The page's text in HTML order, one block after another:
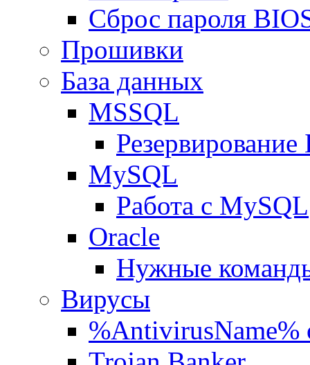
Сброс пароля
Прошивки
База данных
MSSQL
MySQL
Работа с MySQL
Oracle
Нужные
Вирусы